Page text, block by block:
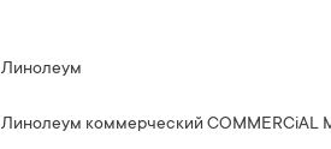
Линолеум
Линолеум коммерческий